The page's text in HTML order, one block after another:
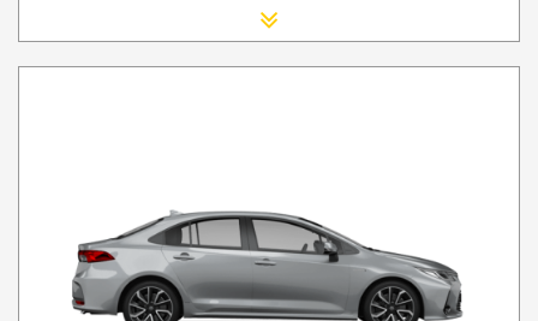
Scaun Nou-nascut
Serviciu premium de urgență pe drum
Traversarea frontierei Romania
Taxa spalatorie